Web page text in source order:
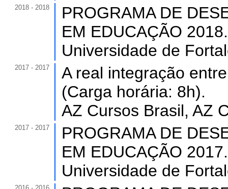
2018 - 2018
PROGRAMA DE
EM EDUCAÇÃO
Universidade de
2017 - 2017
A real integração
(Carga horária: 8h).
AZ Cursos Brasil, AZ
2017 - 2017
PROGRAMA DE
EM EDUCAÇÃO
Universidade de